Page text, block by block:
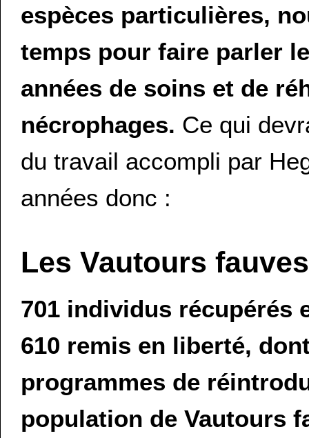
espèces particulières,
temps pour faire parler
années de soins et de
nécrophages. Ce qui
du travail accompli par
années donc :
Les Vautours fauves
701 individus récupérés
610 remis en liberté,
programmes de
population de Vautours